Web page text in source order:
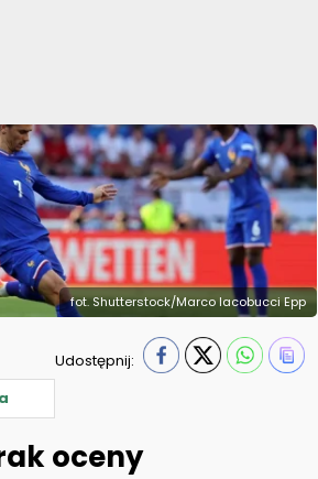
fot. Shutterstock/Marco Iacobucci Epp
Udostępnij:
oceny